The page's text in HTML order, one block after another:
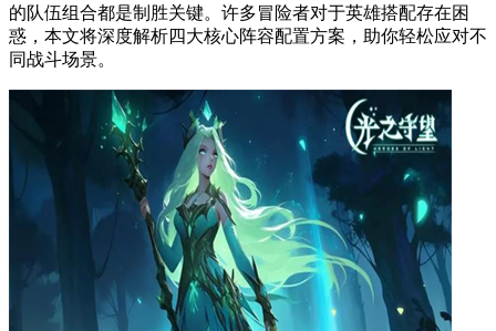
的队伍组合都是制胜关键。许多冒险者对于英雄搭配存在困
惑，本文将深度解析四大核心阵容配置方案，助你轻松应对不
同战斗场景。